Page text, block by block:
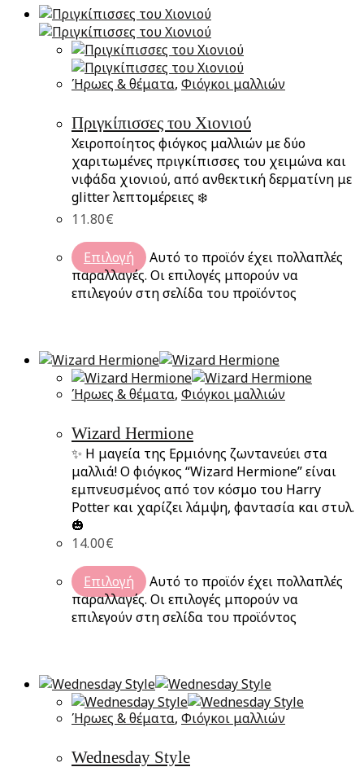
Ήρωες & θέματα, Φιόγκοι μαλλιών
Πριγκίπισσες του Χιονιού
Χειροποίητος φιόγκος μαλλιών με δύο
χαριτωμένες πριγκίπισσες του χειμώνα και
νιφάδα χιονιού, από ανθεκτική δερματίνη με
glitter λεπτομέρειες ❄️
11.80€
Επιλογή
Αυτό το προϊόν έχει πολλαπλές
παραλλαγές. Οι επιλογές μπορούν να
επιλεγούν στη σελίδα του προϊόντος
Ήρωες & θέματα, Φιόγκοι μαλλιών
Wizard Hermione
✨ Η μαγεία της Ερμιόνης ζωντανεύει στα
μαλλιά! Ο φιόγκος “Wizard Hermione” είναι
εμπνευσμένος από τον κόσμο του Harry
Potter και χαρίζει λάμψη, φαντασία και στυλ.
🎃
14.00€
Επιλογή
Αυτό το προϊόν έχει πολλαπλές
παραλλαγές. Οι επιλογές μπορούν να
επιλεγούν στη σελίδα του προϊόντος
Ήρωες & θέματα, Φιόγκοι μαλλιών
Wednesday Style